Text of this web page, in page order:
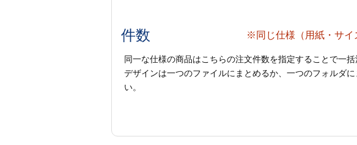
件数 ※同じ仕様（用紙・サイ
同一な仕様の商品はこちらの注文件数を指定することで一括
デザインは一つのファイルにまとめるか、一つのフォルダ
い。